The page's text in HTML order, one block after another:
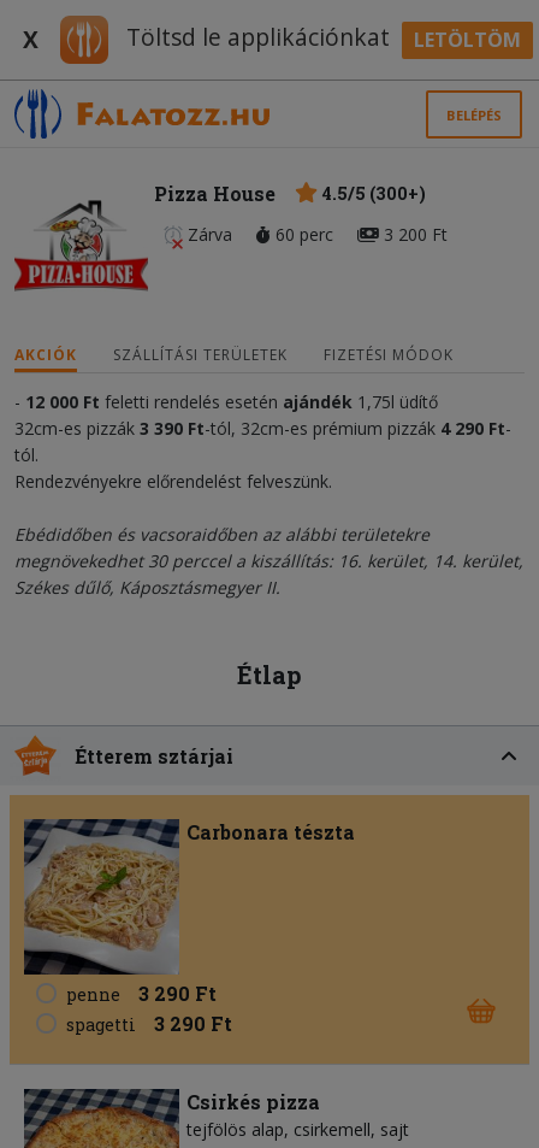
X Töltsd le applikációnkat LETÖLTÖM
BELÉPÉS
Pizza House
4.5/5 (300+)
Zárva
60 perc 3 200 Ft
AKCIÓK SZÁLLÍTÁSI TERÜLETEK FIZETÉSI MÓDOK
- 12 000 Ft feletti rendelés esetén ajándék 1,75l üdítő
32cm-es pizzák 3 390 Ft-tól, 32cm-es prémium pizzák 4 290 Ft-
tól.
Rendezvényekre előrendelést felveszünk.
Ebédidőben és vacsoraidőben az alábbi területekre
megnövekedhet 30 perccel a kiszállítás: 16. kerület, 14. kerület,
Székes dűlő, Káposztásmegyer II.
Étlap
Étterem sztárjai
Carbonara tészta
penne 3 290 Ft
spagetti 3 290 Ft
Csirkés pizza
tejfölös alap csirkemell sajt